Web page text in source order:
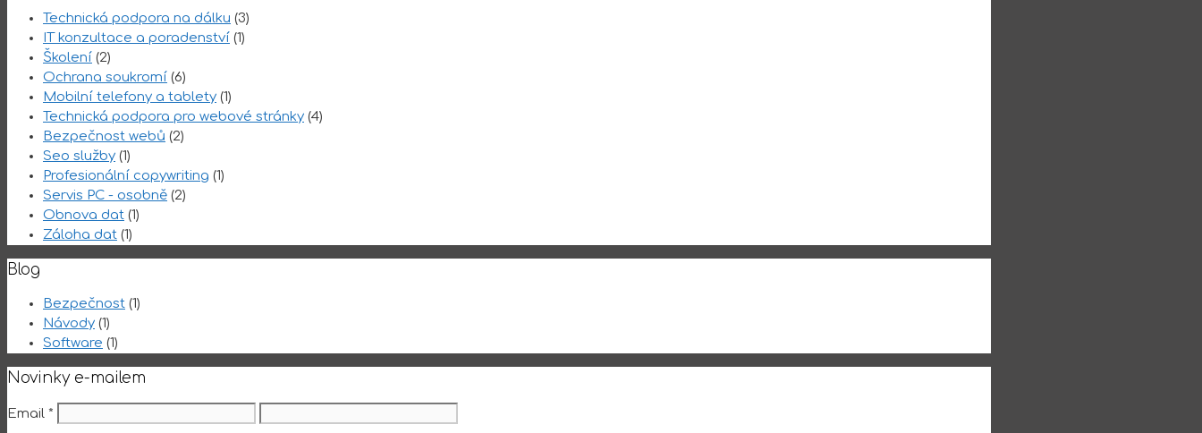
Technická podpora na dálku (3)
IT konzultace a poradenství (1)
Školení (2)
Ochrana soukromí (6)
Mobilní telefony a tablety (1)
Technická podpora pro webové stránky (4)
Bezpečnost webů (2)
Seo služby (1)
Profesionální copywriting (1)
Servis PC - osobně (2)
Obnova dat (1)
Záloha dat (1)
Blog
Bezpečnost (1)
Návody (1)
Software (1)
Novinky e-mailem
Email *